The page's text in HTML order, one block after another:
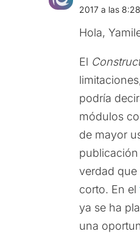
2017 a las
Hola,
El
podría
módulos
de mayor
verdad
corto. En el
ya se ha
una